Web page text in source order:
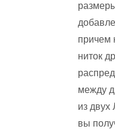
причем
ниток
между
из двух
вы